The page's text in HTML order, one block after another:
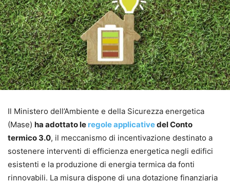
Il Ministero dell’Ambiente e della Sicurezza energetica
(Mase) ha adottato le regole applicativedel Conto
termico 3.0, il meccanismo di incentivazione destinato a
sostenere interventi di efficienza energetica negli edifici
esistenti e la produzione di energia termica da fonti
rinnovabili. La misura dispone di una dotazione finanziaria